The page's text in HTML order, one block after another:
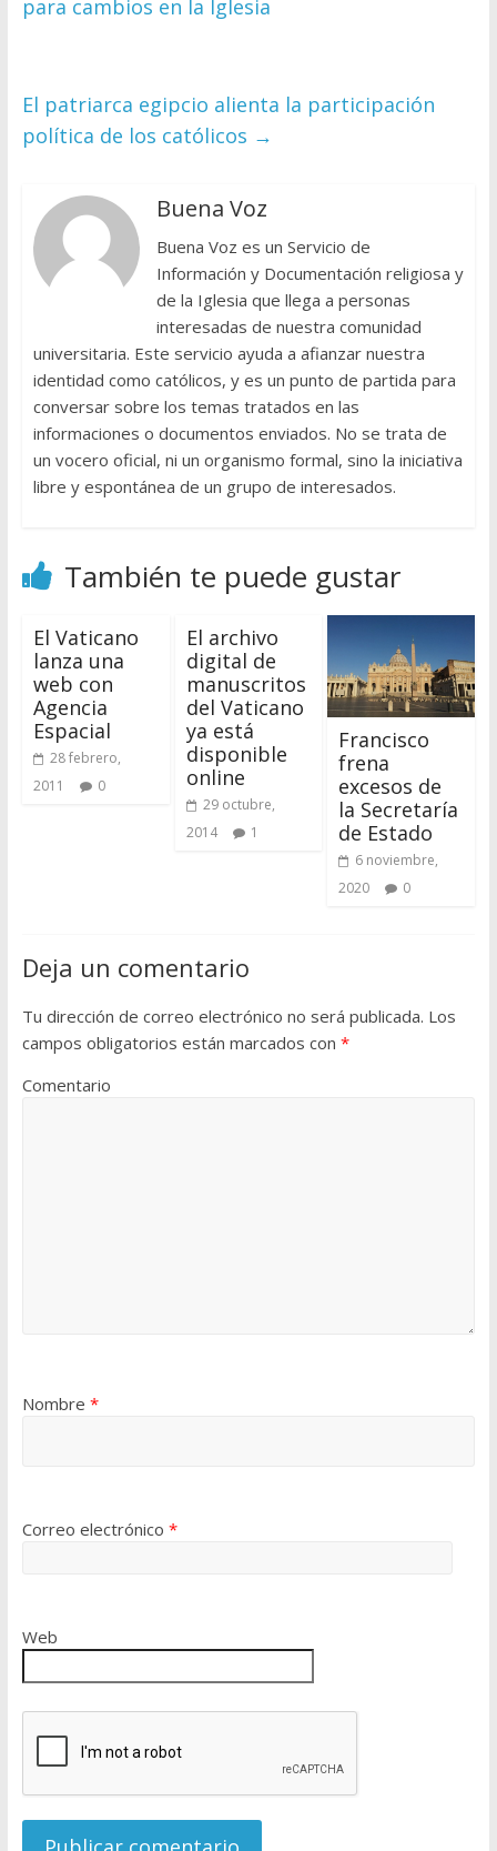
para cambios en la Iglesia
El patriarca egipcio alienta la participación
política de los católicos →
Buena Voz
Buena Voz es un Servicio de
Información y Documentación religiosa y
de la Iglesia que llega a personas
interesadas de nuestra comunidad
universitaria. Este servicio ayuda a afianzar nuestra
identidad como católicos, y es un punto de partida para
conversar sobre los temas tratados en las
informaciones o documentos enviados. No se trata de
un vocero oficial, ni un organismo formal, sino la iniciativa
libre y espontánea de un grupo de interesados.
También te puede gustar
El Vaticano
lanza una
web con
Agencia
Espacial
28 febrero,
2011
0
El archivo
digital de
manuscritos
del Vaticano
ya está
disponible
online
29 octubre,
2014
1
Francisco
frena
excesos de
la Secretaría
de Estado
6 noviembre,
2020
0
Deja un comentario
Tu dirección de correo electrónico no será publicada. Los
campos obligatorios están marcados con *
Comentario
Nombre *
Correo electrónico *
Web